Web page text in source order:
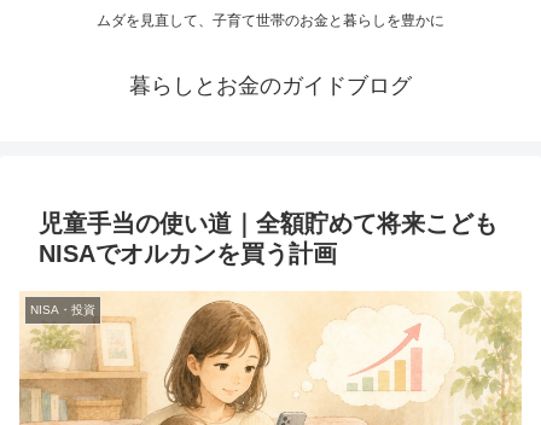
ムダを見直して、子育て世帯のお金と暮らしを豊かに
暮らしとお金のガイドブログ
児童手当の使い道｜全額貯めて将来こども
NISAでオルカンを買う計画
NISA・投資